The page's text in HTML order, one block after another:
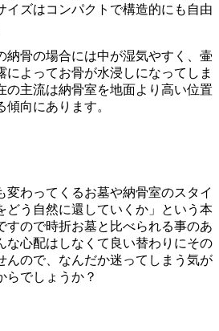
イズはコンパクトで構造的にも自由
骨の場合には中が湿気やすく、壷
によってお骨が水浸しになってしま
の主流は納骨室を地面より高い位置
向にあります。
わってくるお墓や納骨室のスタイ
どう自然に還していくか」という本
すので時折お墓と比べられる事のあ
な心配はしなくて良い替わりにその
んので、なんだか迷ってしまう気が
らでしょうか？